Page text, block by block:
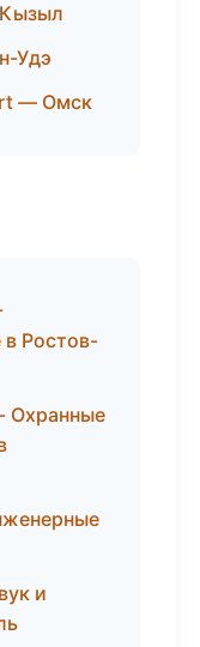
Удэ
— Омск
в Ростов-
Охранные
и